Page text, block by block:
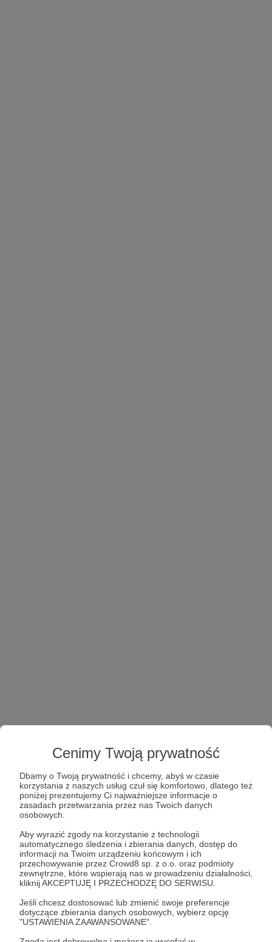
Cenimy Twoją prywatność
Dbamy o Twoją prywatność i chcemy, abyś w czasie
korzystania z naszych usług czuł się komfortowo, dlatego też
poniżej prezentujemy Ci najważniejsze informacje o
zasadach przetwarzania przez nas Twoich danych
osobowych.
Aby wyrazić zgody na korzystanie z technologii
automatycznego śledzenia i zbierania danych, dostęp do
informacji na Twoim urządzeniu końcowym i ich
przechowywanie przez Crowd8 sp. z o.o. oraz podmioty
zewnętrzne, które wspierają nas w prowadzeniu działalności,
kliknij AKCEPTUJĘ I PRZECHODZĘ DO SERWISU.
Jeśli chcesz dostosować lub zmienić swoje preferencje
dotyczące zbierania danych osobowych, wybierz opcję
"USTAWIENIA ZAAWANSOWANE".